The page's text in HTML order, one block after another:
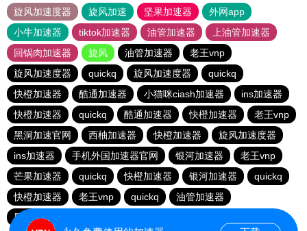
旋风加速度器
旋风加速 坚果加速器
外网app
小牛加速器
tiktok加速器 油管加速器
上油管加速器
回锅肉加速器
旋风 油管加速器
老王vnp
旋风加速度器
quickq 旋风加速度器
quickq
快橙加速器
酷通加速器 小猫咪ciash加速器
ins加速器
快橙加速器
quickq 酷通加速器 快橙加速器
老王vnp
黑洞加速官网
西柚加速器 快橙加速器
旋风加速度器
ins加速器
手机外国加速器官网 银河加速器
老王vnp
芒果加速器
quickq 快橙加速器 银河加速器
quickq
快橙加速器
老王vnp quickq
油管加速器
黑洞加速官网